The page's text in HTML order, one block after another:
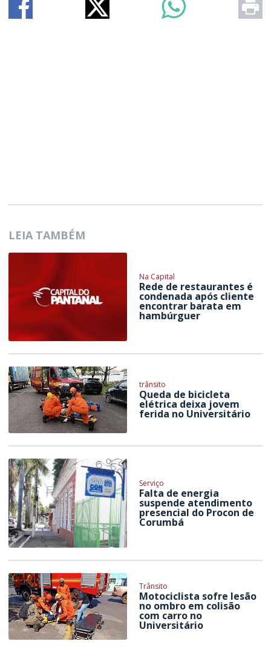
LEIA TAMBÉM
Na Capital
Rede de restaurantes é
condenada após cliente
encontrar barata em
hambúrguer
trânsito
Queda de bicicleta
elétrica deixa jovem
ferida no Universitário
Serviço
Falta de energia
suspende atendimento
presencial do Procon de
Corumbá
Trânsito
Motociclista sofre lesão
no ombro em colisão
com carro no
Universitário